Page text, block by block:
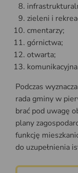
zieleni i
cmentarzy;
górnictwa;
otwarta;
Podczas
rada gminy w
brać pod uwagę
plany
funkcję
do uzupełnienia